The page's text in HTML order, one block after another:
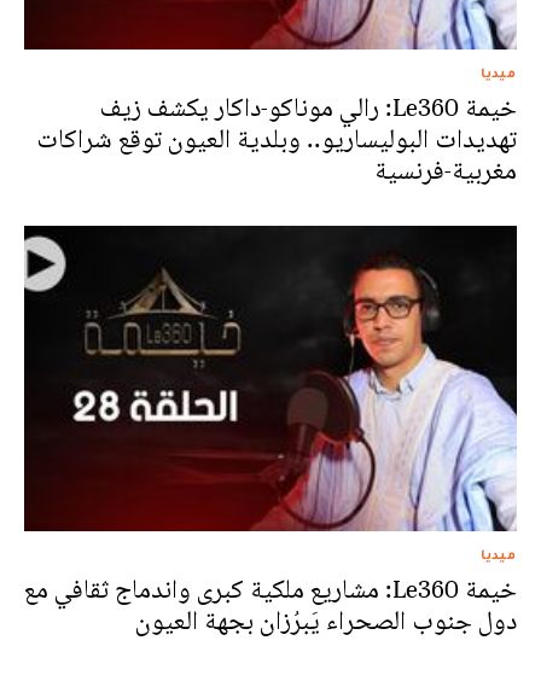
ميديا
خيمة Le360: رالي موناكو-داكار يكشف زيف
تهديدات البوليساريو.. وبلدية العيون توقع شراكات
مغربية-فرنسية
ميديا
خيمة Le360: مشاريع ملكية كبرى واندماج ثقافي مع
دول جنوب الصحراء يَبرُزان بجهة العيون